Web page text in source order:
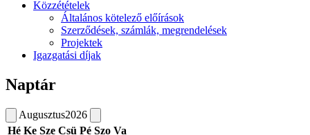
Közzétételek
Általános kötelező előírások
Szerződések, számlák, megrendelések
Projektek
Igazgatási díjak
Naptár
Augusztus2026
Hé Ke Sze Csü Pé Szo Va